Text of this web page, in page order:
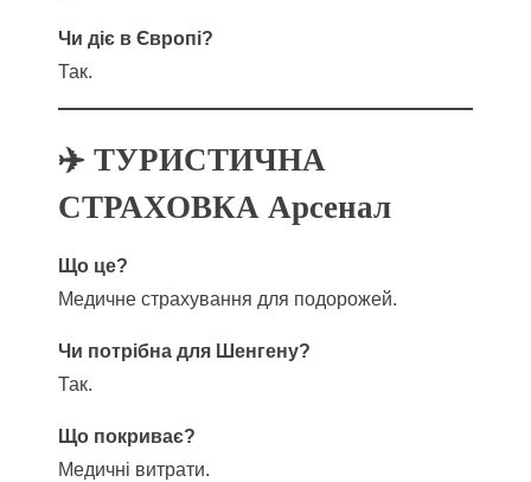
Чи діє в Європі?
Так.
✈️ ТУРИСТИЧНА
СТРАХОВКА Арсенал
Що це?
Медичне страхування для подорожей.
Чи потрібна для Шенгену?
Так.
Що покриває?
Медичні витрати.